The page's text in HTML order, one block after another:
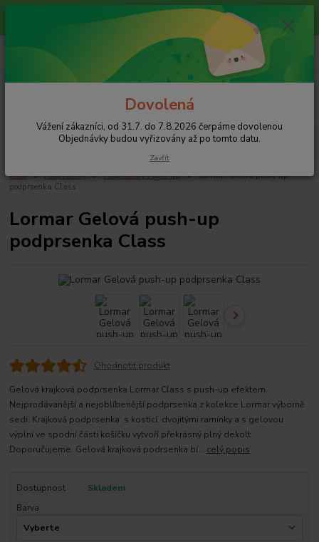
Vážení zákazníci, od 31.7. do 7.8.2026 čerpáme dovolenou
Objednávky budou vyřizovány až po tomto datu.
+420 608 754 282
pište email, pokud nezvedám tel.
Úvod Podprsenky Podprsenky Push-up
Lormar Gelová push-up
podprsenka Class
Lormar Gelová push-up
podprsenka Class
Ohodnotit produkt
Gelová krajková podprsenka Lormar Class s push-up efektem.
Nejprodávanější a nejoblíbenější podprsenka z kolekce Lormar výborně
sedí. Krajková podprsenka s kosticí, dvojitými ramínky a s gelovou
výplní ve spodní části košíčku vytvoří překrásný plný dekolt.
Doporučujeme. Gelová krajková podrsenka bí... celý popis
Dostupnost
Skladem
Barva
Dovolená
Vážení zákazníci, od 31.7. do 7.8.2026 čerpáme dovolenou
Objednávky budou vyřizovány až po tomto datu.
Zavřít